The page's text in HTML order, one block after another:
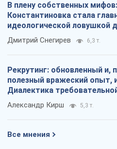
В плену собственных
Константиновка стала
идеологической ловушкой
российских оккупантов
Дмитрий Снегирев 6,3 т.
Рекрутинг: обновленный и,
полезный вражеский опыт,
Диалектика
Александр Кирш 5,3 т.
Все мнения